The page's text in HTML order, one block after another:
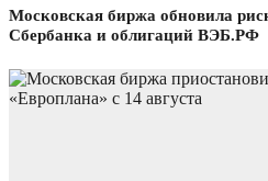
Московская биржа обновила
Сбербанка и облигаций ВЭБ.РФ